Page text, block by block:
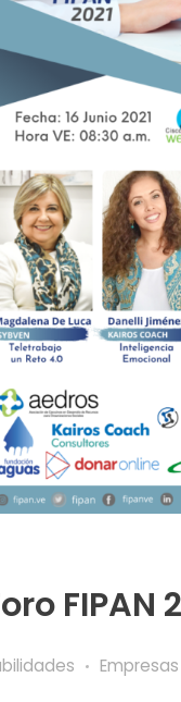
FIPAN
Empresas